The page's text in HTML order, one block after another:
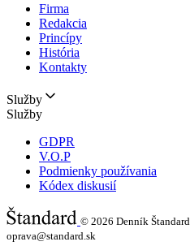
Firma
Redakcia
Princípy
História
Kontakty
Služby
Služby
GDPR
V.O.P
Podmienky používania
Kódex diskusií
© 2026 Denník
oprava@standard.sk